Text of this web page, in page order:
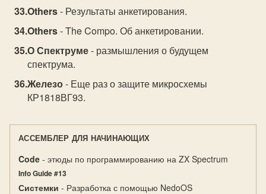
Others- Результаты анкетирования.
Others- The Compo. Об анкетировании.
О Спектруме- размышления о будущем
спектрума.
Железо- Еще раз о защите микросхемы
КР1818ВГ93.
АССЕМБЛЕР ДЛЯ НАЧИНАЮЩИХ
Code - этюды по программированию на ZX Spectrum
Info Guide #13
Системки - Разработка с помощью NedoOS